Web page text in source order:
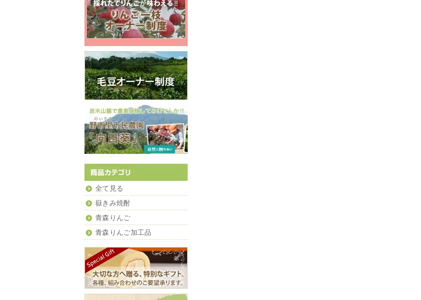
全て見る
嶽きみ焼酎
青森りんご
青森りんご加工品